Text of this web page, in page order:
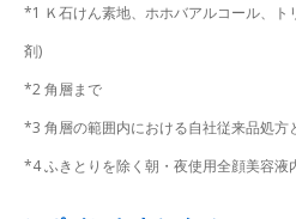
*1 Ｋ石けん素地、ホホバアルコール、ト
剤)
*2 角層まで
*3 角層の範囲内における自社従来品処方
*4 ふきとりを除く朝・夜使用全顔美容液